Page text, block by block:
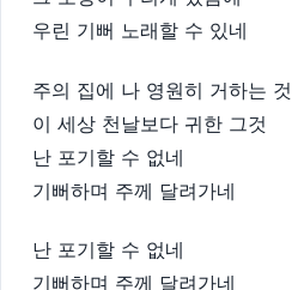
우린 기뻐 노래할 수 있네
주의 집에 나 영원히 거하는 것
이 세상 천날보다 귀한 그것
난 포기할 수 없네
기뻐하며 주께 달려가네
난 포기할 수 없네
기뻐하며 주께 달려가네